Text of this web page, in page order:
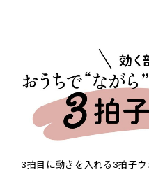
3拍目に動きを入れる3拍子